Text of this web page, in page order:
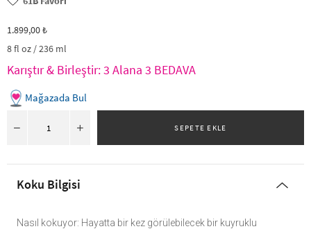
1.899,00 ₺
8 fl oz / 236 ml
Karıştır & Birleştir: 3 Alana 3 BEDAVA
Mağazada Bul
Koku Bilgisi
Nasıl kokuyor: Hayatta bir kez görülebilecek bir kuyruklu